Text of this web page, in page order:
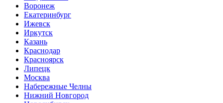
Воронеж
Екатеринбург
Ижевск
Иркутск
Казань
Краснодар
Красноярск
Липецк
Москва
Набережные Челны
Нижний Новгород